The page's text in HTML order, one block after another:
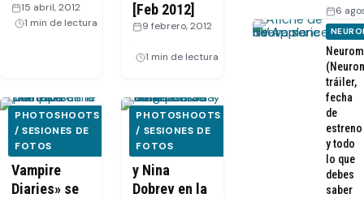
15 abril, 2012
1 min de lectura
[Feb 2012]
9 febrero, 2012
1 min de lectura
PHOTOSHOOTS
/ SESIONES DE
FOTOS
El trío de
«The
Vampire
Diaries» se
PHOTOSHOOTS
/ SESIONES DE
FOTOS
Ian
Somerhalder
y Nina
Dobrev en la
6
tráiler,
fecha
de
estreno
y todo
lo que
debes
saber